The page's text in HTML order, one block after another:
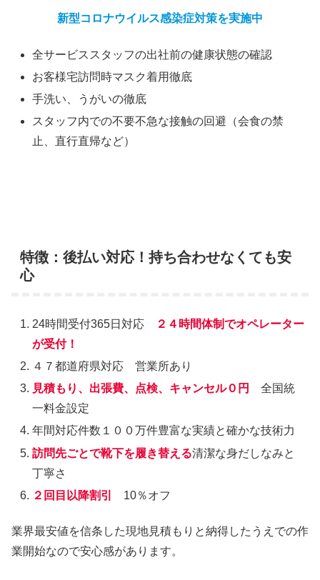
新型コロナウイルス感染症対策を実施中
全サービススタッフの出社前の健康状態の確認
お客様宅訪問時マスク着用徹底
手洗い、うがいの徹底
スタッフ内での不要不急な接触の回避（会食の禁
止、直行直帰など）
特徴：後払い対応！持ち合わせなくても安
心
24時間受付365日対応
２４時間体制でオペレーター
が受付！
４７都道府県対応 営業所あり
見積もり、出張費、点検、キャンセル０円
全国統
一料金設定
年間対応件数１００万件豊富な実績と確かな技術力
訪問先ごとで靴下を履き替える清潔な身だしなみと
丁寧さ
２回目以降割引
10％オフ
業界最安値を信条した現地見積もりと納得したうえでの作
業開始なので安心感があります。